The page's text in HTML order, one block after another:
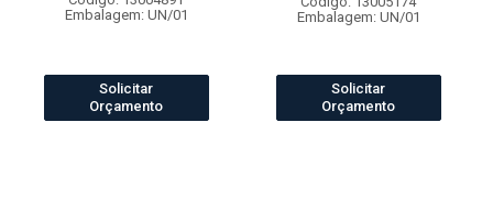
Embalagem: UN/01
Solicitar
Orçamento
Embalagem: UN/01
Solicitar
Orçamento